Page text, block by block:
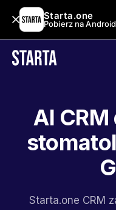
Starta.one
Pobierz na
AI
Starta.one CRM